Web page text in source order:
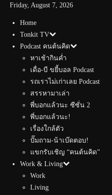
Friday, August 7, 2026
Home
Tonkit TV
Podcast คนต้นคิด
หาเช้ากินค่ำ
เดื่อ-บี ขยี้บอล Podcast
รถเราไม่เก่าเลย Podcast
สรรหามาเล่า
พี่บอกแล้วนะ ซีซั่น 2
พี่บอกแล้วนะ!
เรื่องใกล้ตัว
ปั๊มถาม-น้าเบ๊ดตอบ!
แขกรับเชิญ “คนต้นคิด”
Work & Living
Work
Living